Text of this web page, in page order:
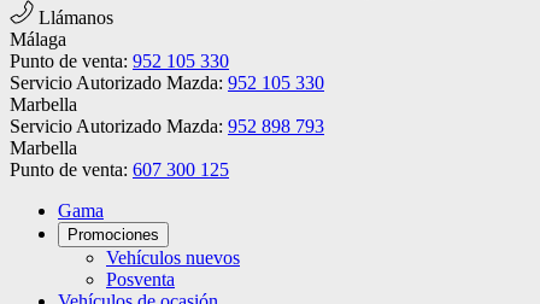
Llámanos
Málaga
Punto de venta: 952 105 330
Servicio Autorizado Mazda: 952 105 330
Marbella
Servicio Autorizado Mazda: 952 898 793
Marbella
Punto de venta: 607 300 125
Gama
Promociones
Vehículos nuevos
Posventa